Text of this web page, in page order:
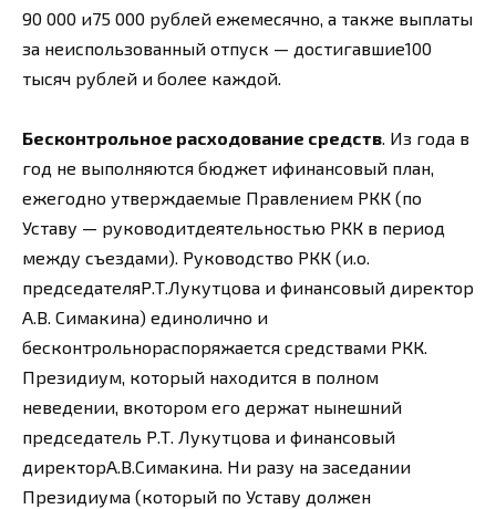
90 000 и75 000 рублей ежемесячно, а также выплаты
за неиспользованный отпуск — достигавшие100
тысяч рублей и более каждой.
Бесконтрольное расходование средств. Из года в
год не выполняются бюджет ифинансовый план,
ежегодно утверждаемые Правлением РКК (по
Уставу — руководитдеятельностью РКК в период
между съездами). Руководство РКК (и.о.
председателяР.Т.Лукутцова и финансовый директор
А.В. Симакина) единолично и
бесконтрольнораспоряжается средствами РКК.
Президиум, который находится в полном
неведении, вкотором его держат нынешний
председатель Р.Т. Лукутцова и финансовый
директорА.В.Симакина. Ни разу на заседании
Президиума (который по Уставу должен